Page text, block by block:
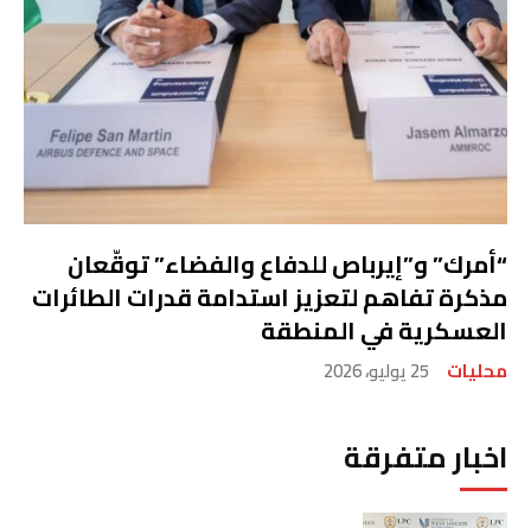
“أمرك” و”إيرباص للدفاع والفضاء” توقّعان
مذكرة تفاهم لتعزيز استدامة قدرات الطائرات
العسكرية في المنطقة
محليات 25 يوليو، 2026
اخبار متفرقة